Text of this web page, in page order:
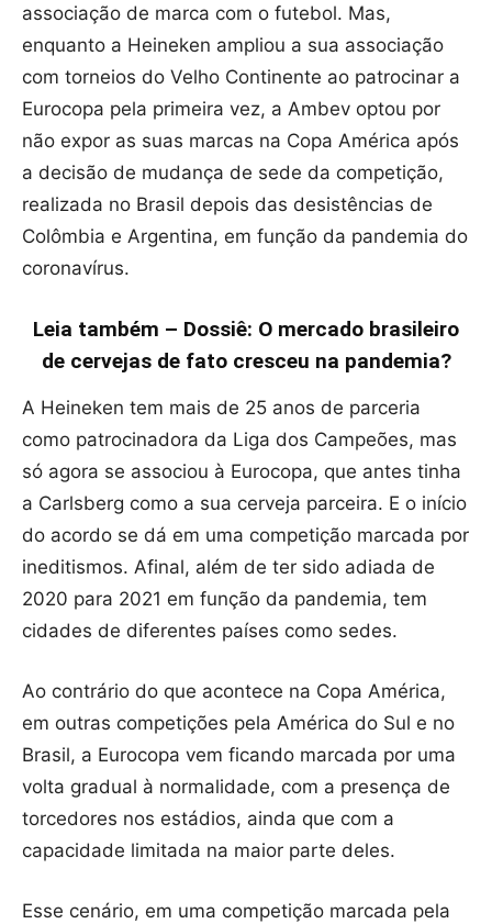
associação de marca com o futebol. Mas,
enquanto a Heineken ampliou a sua associação
com torneios do Velho Continente ao patrocinar a
Eurocopa pela primeira vez, a Ambev optou por
não expor as suas marcas na Copa América após
a decisão de mudança de sede da competição,
realizada no Brasil depois das desistências de
Colômbia e Argentina, em função da pandemia do
coronavírus.
Leia também – Dossiê: O mercado brasileiro
de cervejas de fato cresceu na pandemia?
A Heineken tem mais de 25 anos de parceria
como patrocinadora da Liga dos Campeões, mas
só agora se associou à Eurocopa, que antes tinha
a Carlsberg como a sua cerveja parceira. E o início
do acordo se dá em uma competição marcada por
ineditismos. Afinal, além de ter sido adiada de
2020 para 2021 em função da pandemia, tem
cidades de diferentes países como sedes.
Ao contrário do que acontece na Copa América,
em outras competições pela América do Sul e no
Brasil, a Eurocopa vem ficando marcada por uma
volta gradual à normalidade, com a presença de
torcedores nos estádios, ainda que com a
capacidade limitada na maior parte deles.
Esse cenário, em uma competição marcada pela